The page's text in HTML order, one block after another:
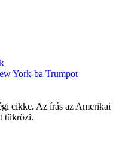
York-ba Trumpot
cikke. Az írás az Amerikai
tükrözi.